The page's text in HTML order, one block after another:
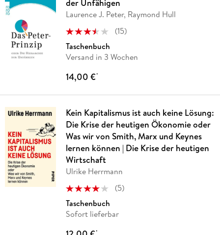
der Unfähigen
Laurence J. Peter, Raymond Hull
(15)
Taschenbuch
Versand in 3 Wochen
14,00 €*
Kein Kapitalismus ist auch keine Lösung:
Die Krise der heutigen Ökonomie oder
Was wir von Smith, Marx und Keynes
lernen können | Die Krise der heutigen
Wirtschaft
Ulrike Herrmann
(5)
Taschenbuch
Sofort lieferbar
*